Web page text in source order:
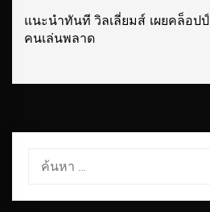
Next
post:
แนะนำทันที วิลเลี่ยมส์ เผยคล็อป
คนเล่นพลาด
ค้นหา